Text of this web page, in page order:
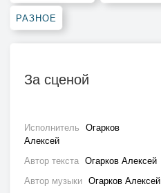
РАЗНОЕ
За сценой
Исполнитель Огарков
Алексей
Автор текста Огарков Алексей
Автор музыки Огарков Алексей